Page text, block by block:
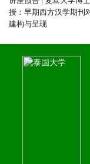
授：早期西方汉学期刊
建构与呈现